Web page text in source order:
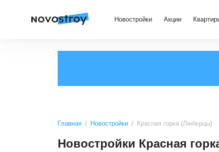
Новостройки Акции
Главная Новостройки Красная горка (Люберцы)
Новостройки Красная